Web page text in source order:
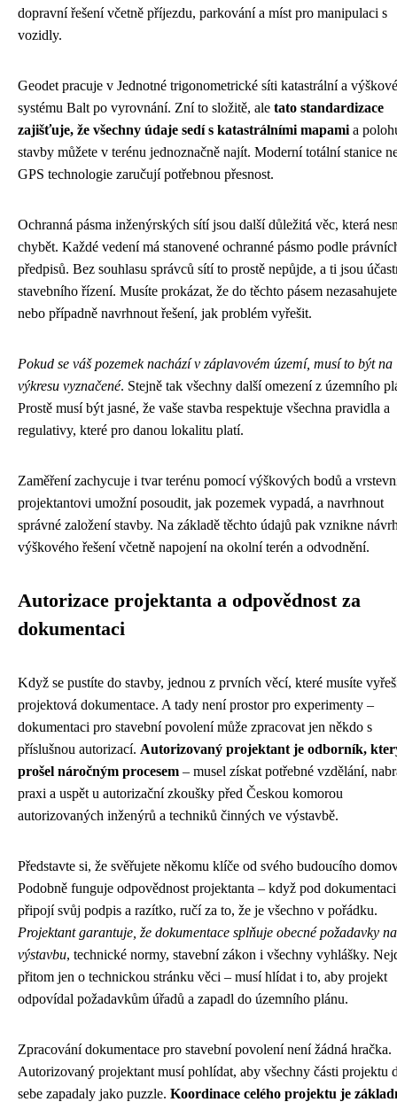
dopravní řešení včetně příjezdu, parkování a míst pro manipulaci s
vozidly.
Geodet pracuje v Jednotné trigonometrické síti katastrální a
systému Balt po vyrovnání. Zní to složitě, ale tato standardizace
zajišťuje, že všechny údaje sedí s katastrálními mapami a
stavby můžete v terénu jednoznačně najít. Moderní totální stanice
GPS technologie zaručují potřebnou přesnost.
Ochranná pásma inženýrských sítí jsou další důležitá věc, která
chybět. Každé vedení má stanovené ochranné pásmo podle
předpisů. Bez souhlasu správců sítí to prostě nepůjde, a ti jsou
stavebního řízení. Musíte prokázat, že do těchto pásem
nebo případně navrhnout řešení, jak problém vyřešit.
Pokud se váš pozemek nachází v záplavovém území, musí to být na
výkresu vyznačené. Stejně tak všechny další omezení z územního
Prostě musí být jasné, že vaše stavba respektuje všechna pravidla a
regulativy, které pro danou lokalitu platí.
Zaměření zachycuje i tvar terénu pomocí výškových bodů a
projektantovi umožní posoudit, jak pozemek vypadá, a navrhnout
správné založení stavby. Na základě těchto údajů pak vznikne
výškového řešení včetně napojení na okolní terén a odvodnění.
Autorizace projektanta a odpovědnost za
dokumentaci
Když se pustíte do stavby, jednou z prvních věcí, které musíte
projektová dokumentace. A tady není prostor pro experimenty –
dokumentaci pro stavební povolení může zpracovat jen někdo s
příslušnou autorizací. Autorizovaný projektant je odborník,
prošel náročným procesem – musel získat potřebné vzdělání,
praxi a uspět u autorizační zkoušky před Českou komorou
autorizovaných inženýrů a techniků činných ve výstavbě.
Představte si, že svěřujete někomu klíče od svého budoucího
Podobně funguje odpovědnost projektanta – když pod dokumentaci
připojí svůj podpis a razítko, ručí za to, že je všechno v pořádku.
Projektant garantuje, že dokumentace splňuje obecné požadavky na
výstavbu, technické normy, stavební zákon i všechny vyhlášky.
přitom jen o technickou stránku věci – musí hlídat i to, aby projekt
odpovídal požadavkům úřadů a zapadl do územního plánu.
Zpracování dokumentace pro stavební povolení není žádná hračka.
Autorizovaný projektant musí pohlídat, aby všechny části projektu
sebe zapadaly jako puzzle. Koordinace celého projektu je